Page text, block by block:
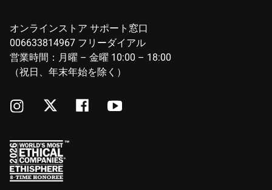
オンラインストア サポート窓口
006633814967 フリーダイアル
営業時間：月曜 – 金曜 10:00 – 18:00
（祝日、年末年始を除く）